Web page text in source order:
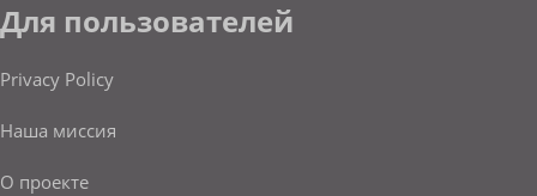
Для пользователей
Privacy Policy
Наша миссия
О проекте